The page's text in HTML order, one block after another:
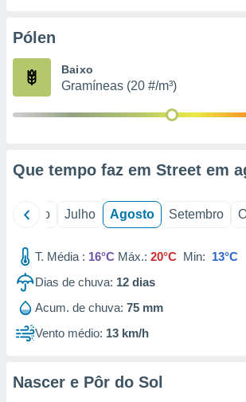
através
estudos
de
1199
Pólen
Baixo
Gramíneas (20 #/m³)
Que tempo faz em Street em
Junho Julho Agosto Setembro
T. Média : 16°C Máx.: 20°C Min: 13°C
Dias de chuva: 12 dias
Acum. de chuva: 75 mm
Vento médio: 13 km/h
Nascer e Pôr do Sol